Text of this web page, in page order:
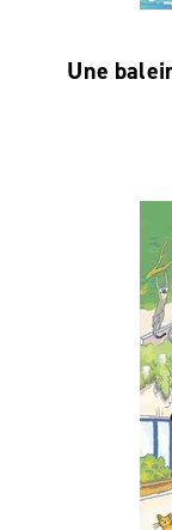
Une